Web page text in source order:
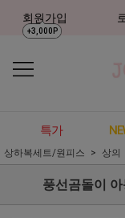
회원가입
+3,000P
특가
상하복세트/원피스 상의
풍선곰돌이